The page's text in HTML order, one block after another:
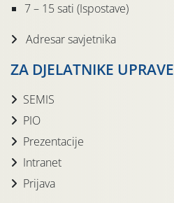
7 – 15 sati (Ispostave)
Adresar savjetnika
ZA DJELATNIKE UPRAVE
SEMIS
PIO
Prezentacije
Intranet
Prijava